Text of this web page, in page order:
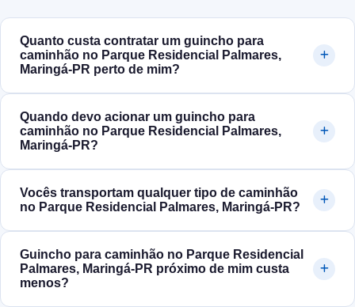
Quanto custa contratar um guincho para
caminhão no Parque Residencial Palmares,
Maringá‑PR perto de mim?
Quando devo acionar um guincho para
caminhão no Parque Residencial Palmares,
Maringá‑PR?
Vocês transportam qualquer tipo de caminhão
no Parque Residencial Palmares, Maringá‑PR?
Guincho para caminhão no Parque Residencial
Palmares, Maringá‑PR próximo de mim custa
menos?